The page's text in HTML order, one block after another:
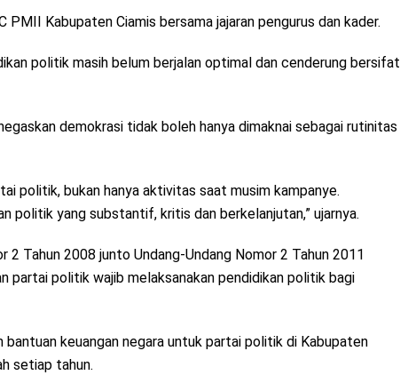
Kabupaten Ciamis bersama jajaran pengurus dan kader.
politik masih belum berjalan optimal dan cenderung bersifat
demokrasi tidak boleh hanya dimaknai sebagai rutinitas
politik, bukan hanya aktivitas saat musim kampanye.
politik yang substantif, kritis dan berkelanjutan,” ujarnya.
2 Tahun 2008 junto Undang-Undang Nomor 2 Tahun 2011
partai politik wajib melaksanakan pendidikan politik bagi
keuangan negara untuk partai politik di Kabupaten
setiap tahun.